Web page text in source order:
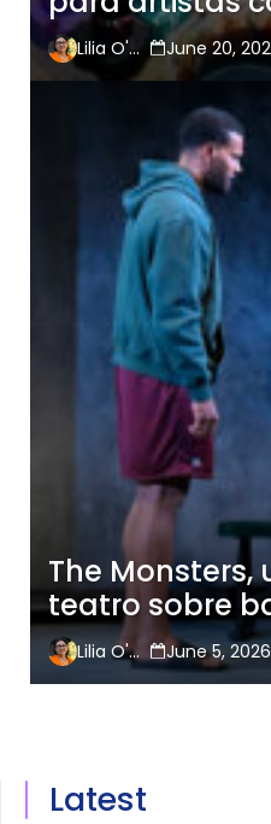
$5 milLilia O'Hara June 20,
The Monsters,
teatro sobre
internas y
Lilia O'Hara June 5, 2026
Latest